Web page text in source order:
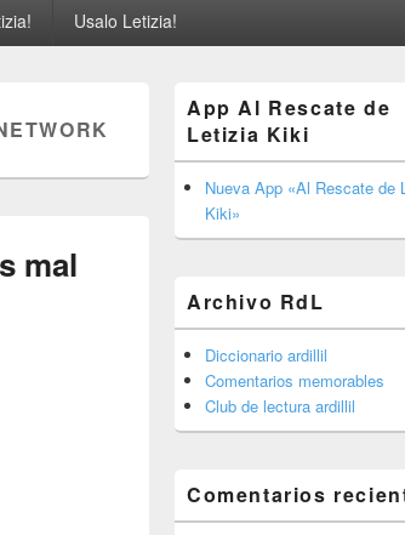
Usalo Letizia!
mal
área
widget
barra
lateral
primaria
App Al Rescate de
Letizia Kiki
Nueva App «Al Rescate de
Kiki»
Archivo RdL
Diccionario ardillil
Comentarios memorables
Club de lectura ardillil
Comentarios